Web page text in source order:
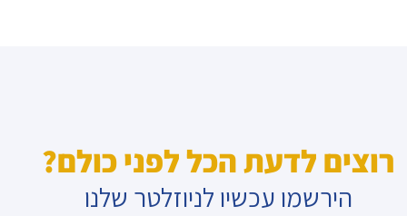
רוצים לדעת הכל לפני כולם?
הירשמו עכשיו לניוזלטר שלנו